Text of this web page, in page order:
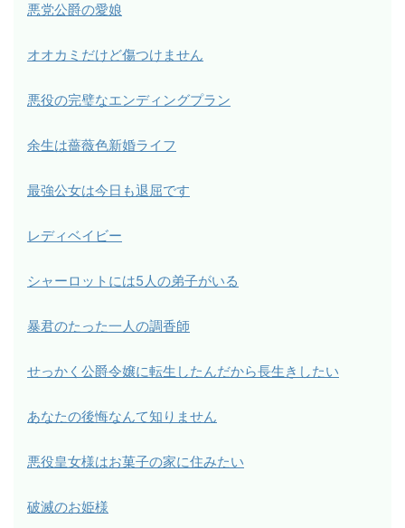
悪党公爵の愛娘
オオカミだけど傷つけません
悪役の完璧なエンディングプラン
余生は薔薇色新婚ライフ
最強公女は今日も退屈です
レディベイビー
シャーロットには5人の弟子がいる
暴君のたった一人の調香師
せっかく公爵令嬢に転生したんだから長生きしたい
あなたの後悔なんて知りません
悪役皇女様はお菓子の家に住みたい
破滅のお姫様